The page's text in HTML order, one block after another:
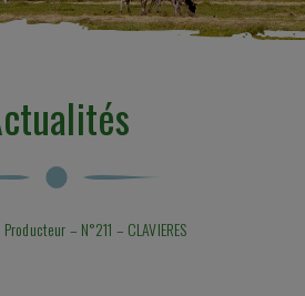
En cours :
Producteur – N°211 – CLAVIERES